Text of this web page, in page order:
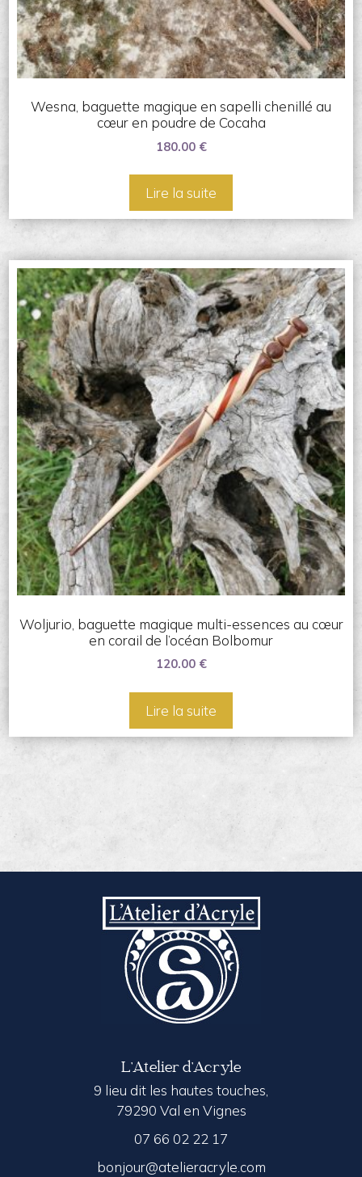
Wesna, baguette magique en sapelli chenillé au
cœur en poudre de Cocaha
180.00 €
Lire la suite
Woljurio, baguette magique multi-essences au cœur
en corail de l’océan Bolbomur
120.00 €
Lire la suite
L’Atelier d’Acryle
9 lieu dit les hautes touches,
79290 Val en Vignes
07 66 02 22 17
bonjour@atelieracryle.com